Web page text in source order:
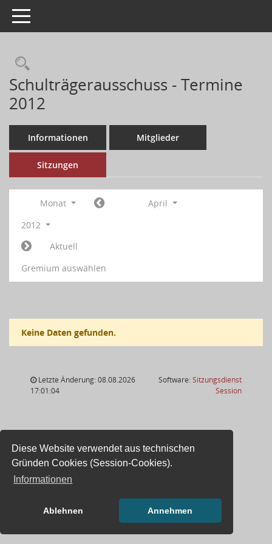
Diese Website verwendet aus technischen
Gründen Cookies (Session-Cookies).
Informationen
Ablehnen Annehmen
Toggle navigation
Schulträgerausschuss - Termine
2012
Informationen Mitglieder
Sitzungen
Monat
April
2012
Aktuell
Gremium auswählen
Keine Daten gefunden.
Letzte Änderung: 08.08.2026
17:01:04
Software:Sitzungsdienst
Session(Wird in